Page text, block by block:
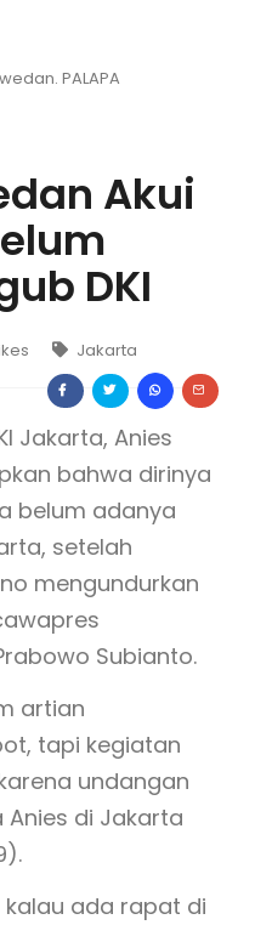
PALAPA
Akui
DKI
Jakarta
Jakarta, Anies
bahwa dirinya
belum adanya
setelah
mengundurkan
Subianto.
artian
tapi kegiatan
undangan
Anies di Jakarta
kalau ada rapat di